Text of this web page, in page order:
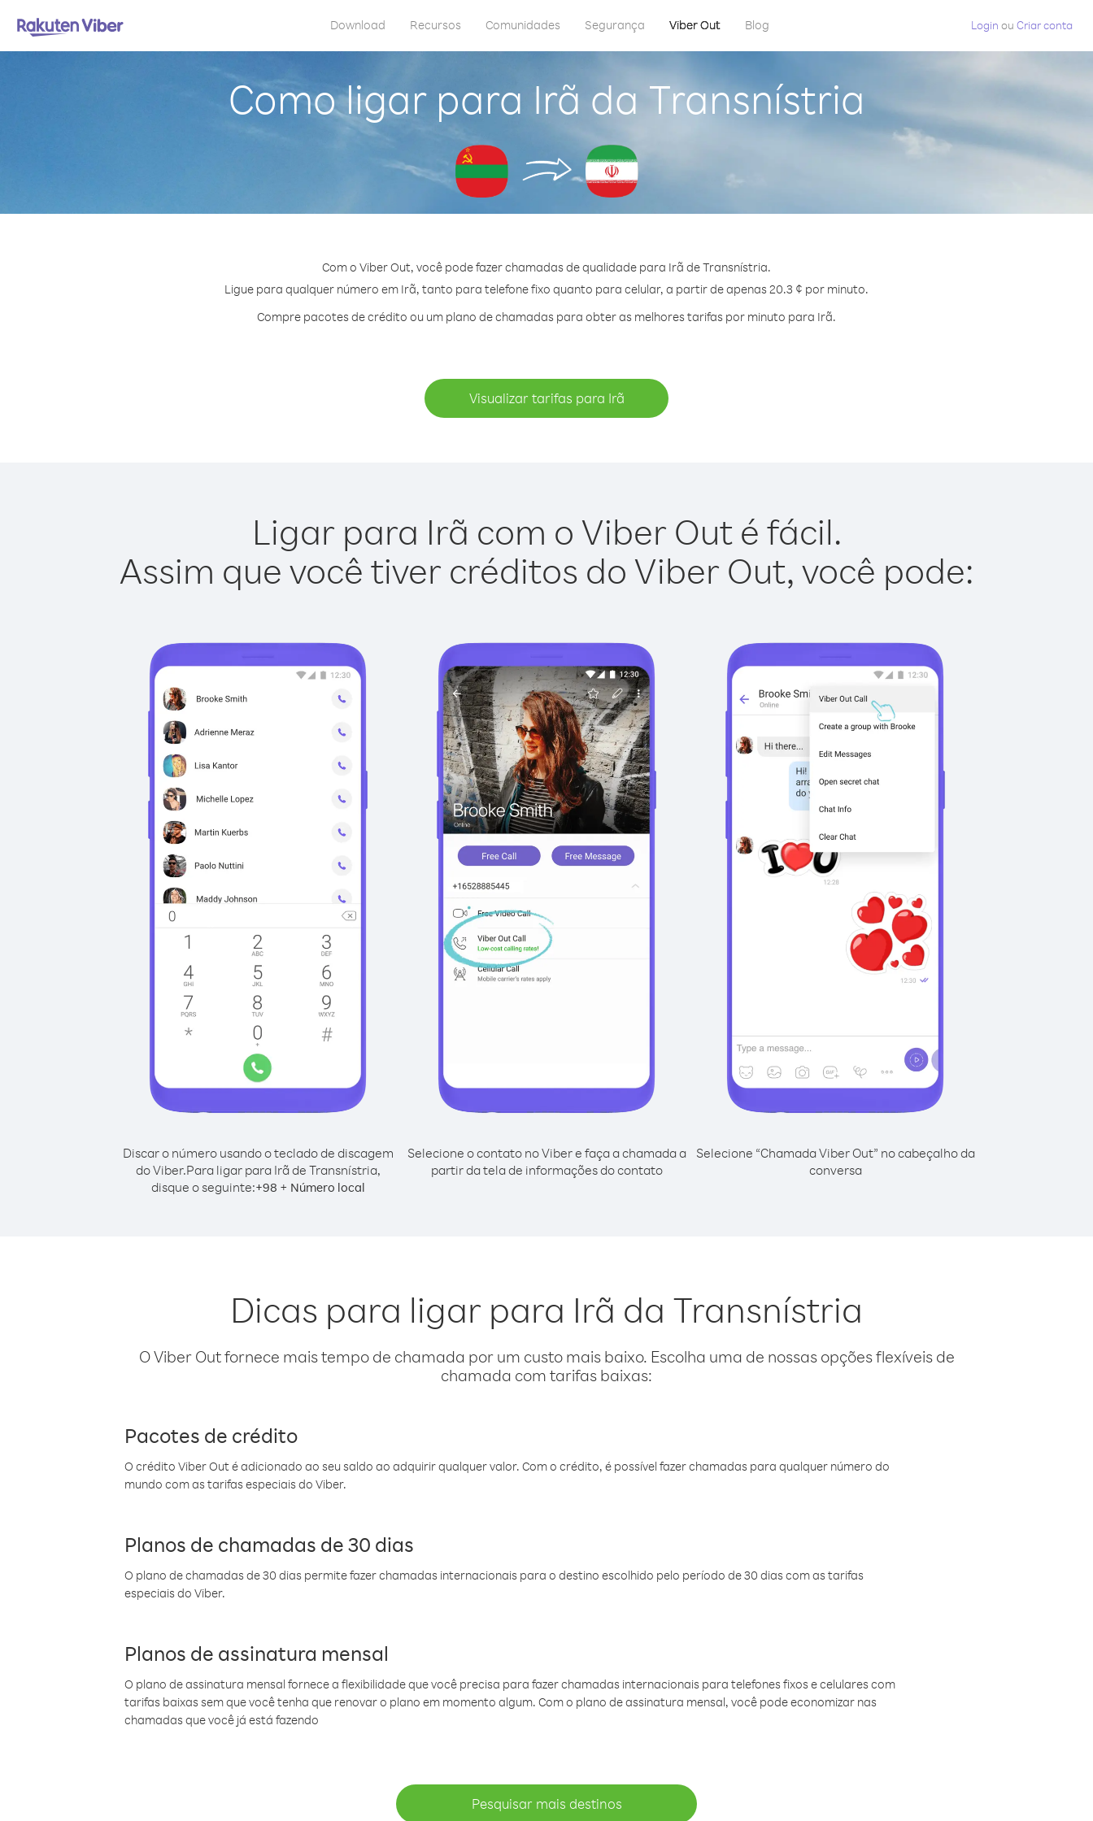
Download Recursos Comunidades Segurança Viber Out Blog Login ou Criar conta
Como ligar para Irã da Transnístria
Com o Viber Out, você pode fazer chamadas de qualidade para Irã de Transnístria.
Ligue para qualquer número em Irã, tanto para telefone fixo quanto para celular, a partir de apenas 20.3 ¢ por minuto.
Compre pacotes de crédito ou um plano de chamadas para obter as melhores tarifas por minuto para Irã.
Visualizar tarifas para Irã
Ligar para Irã com o Viber Out é fácil.
Assim que você tiver créditos do Viber Out, você pode:
Discar o número usando o teclado de discagem
do Viber.Para ligar para Irã de Transnístria,
disque o seguinte:+98 + Número local
Selecione o contato no Viber e faça a chamada a
partir da tela de informações do contato
Selecione “Chamada Viber Out” no cabeçalho da
conversa
Dicas para ligar para Irã da Transnístria
O Viber Out fornece mais tempo de chamada por um custo mais baixo. Escolha uma de nossas opções flexíveis de
chamada com tarifas baixas:
Pacotes de crédito
O crédito Viber Out é adicionado ao seu saldo ao adquirir qualquer valor. Com o crédito, é possível fazer chamadas para qualquer número do
mundo com as tarifas especiais do Viber.
Planos de chamadas de 30 dias
O plano de chamadas de 30 dias permite fazer chamadas internacionais para o destino escolhido pelo período de 30 dias com as tarifas
especiais do Viber.
Planos de assinatura mensal
O plano de assinatura mensal fornece a flexibilidade que você precisa para fazer chamadas internacionais para telefones fixos e celulares com
tarifas baixas sem que você tenha que renovar o plano em momento algum. Com o plano de assinatura mensal, você pode economizar nas
chamadas que você já está fazendo
Pesquisar mais destinos